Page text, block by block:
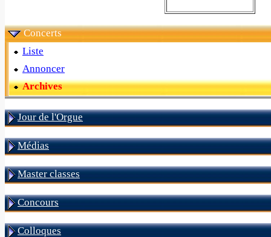
Concerts
Liste
Annoncer
Archives
Jour de l'Orgue
Médias
Master classes
Concours
Colloques